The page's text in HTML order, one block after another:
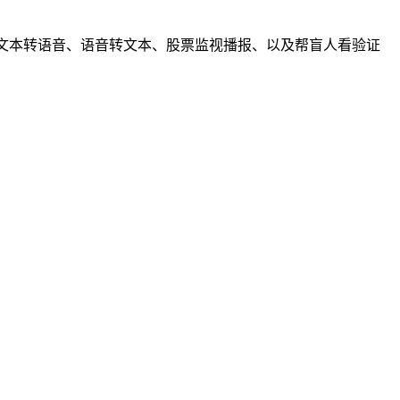
转语音、语音转文本、股票监视播报、以及帮盲人看验证